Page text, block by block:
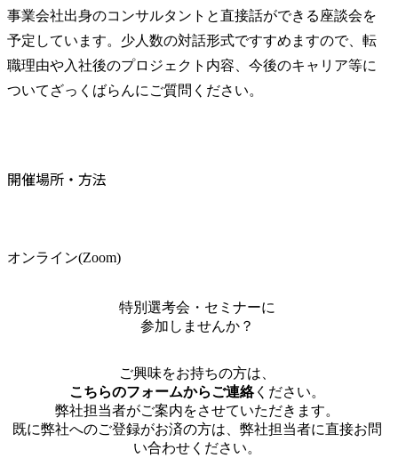
事業会社出身のコンサルタントと直接話ができる座談会を
予定しています。少人数の対話形式ですすめますので、転
職理由や入社後のプロジェクト内容、今後のキャリア等に
ついてざっくばらんにご質問ください。
開催場所・方法
オンライン(Zoom)
特別選考会・セミナーに
参加しませんか？
ご興味をお持ちの方は、
こちらのフォームからご連絡ください。
弊社担当者がご案内をさせていただきます。
既に弊社へのご登録がお済の方は、弊社担当者に直接お問
い合わせください。